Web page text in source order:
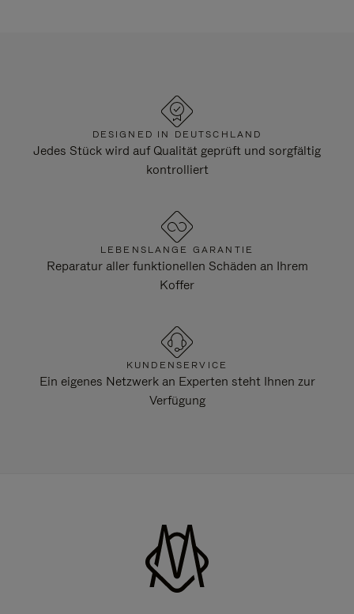
DESIGNED IN DEUTSCHLAND
Jedes Stück wird auf Qualität geprüft und sorgfältig
kontrolliert
LEBENSLANGE GARANTIE
Reparatur aller funktionellen Schäden an Ihrem
Koffer
KUNDENSERVICE
Ein eigenes Netzwerk an Experten steht Ihnen zur
Verfügung